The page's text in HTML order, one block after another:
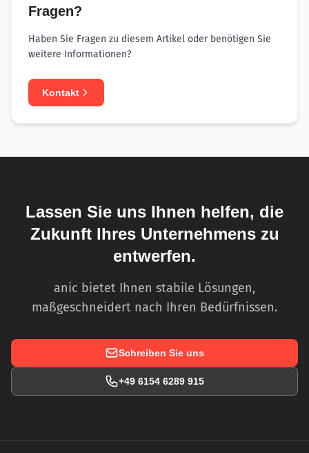
Fragen?
Haben Sie Fragen zu diesem Artikel oder benötigen Sie
weitere Informationen?
Kontakt
Lassen Sie uns Ihnen helfen, die
Zukunft Ihres Unternehmens zu
entwerfen.
anic bietet Ihnen stabile Lösungen,
maßgeschneidert nach Ihren Bedürfnissen.
Schreiben Sie uns
+49 6154 6289 915